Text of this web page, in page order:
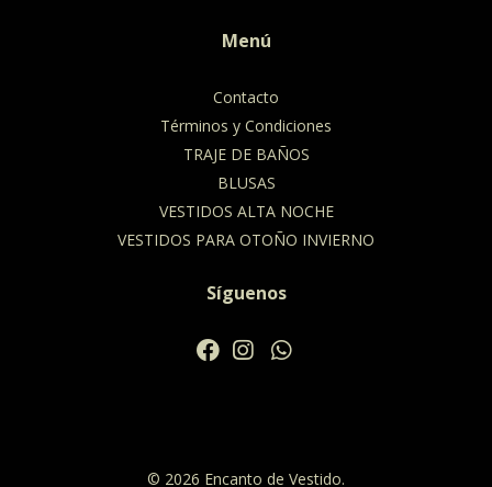
Menú
Contacto
Términos y Condiciones
TRAJE DE BAÑOS
BLUSAS
VESTIDOS ALTA NOCHE
VESTIDOS PARA OTOÑO INVIERNO
Síguenos
© 2026 Encanto de Vestido.